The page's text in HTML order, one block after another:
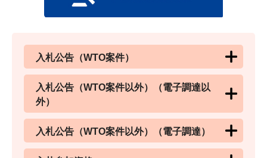
入札公告（WTO案件）
入札公告（WTO案件以外）（電子調達以
外）
入札公告（WTO案件以外）（電子調達）